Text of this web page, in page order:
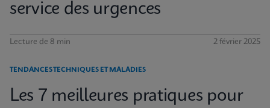
service des urgences
Lecture de 8 min 2 février 2025
TENDANCES TECHNIQUES ET MALADIES
Les 7 meilleures pratiques pour